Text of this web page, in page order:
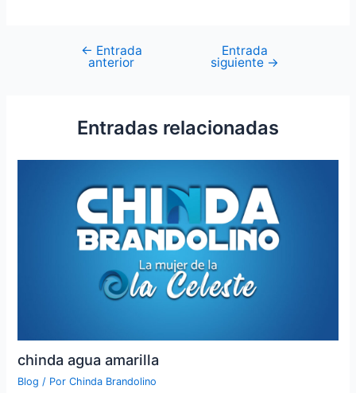
← Entrada
anterior
Entrada
siguiente →
Entradas relacionadas
chinda agua amarilla
Blog / PorChinda Brandolino